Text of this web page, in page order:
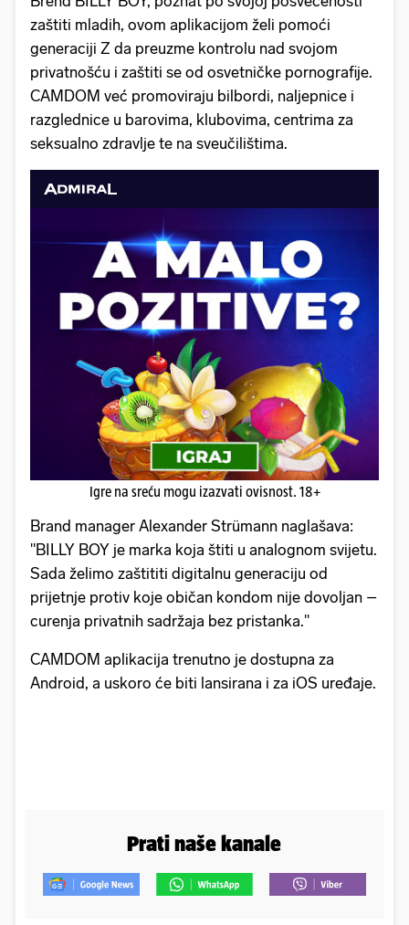
zaštiti mladih, ovom aplikacijom želi pomoći
generaciji Z da preuzme kontrolu nad svojom
privatnošću i zaštiti se od osvetničke pornografije.
CAMDOM već promoviraju bilbordi, naljepnice i
razglednice u barovima, klubovima, centrima za
seksualno zdravlje te na sveučilištima.
Igre na sreću mogu izazvati ovisnost. 18+
Brand manager Alexander Strümann naglašava:
"BILLY BOY je marka koja štiti u analognom svijetu.
Sada želimo zaštititi digitalnu generaciju od
prijetnje protiv koje običan kondom nije dovoljan –
curenja privatnih sadržaja bez pristanka."
CAMDOM aplikacija trenutno je dostupna za
Android, a uskoro će biti lansirana i za iOS uređaje.
Prati naše kanale